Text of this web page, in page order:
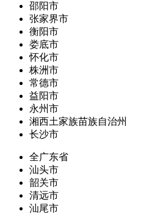
邵阳市
张家界市
衡阳市
娄底市
怀化市
株洲市
常德市
益阳市
永州市
湘西土家族苗族自治州
长沙市
全广东省
汕头市
韶关市
清远市
汕尾市